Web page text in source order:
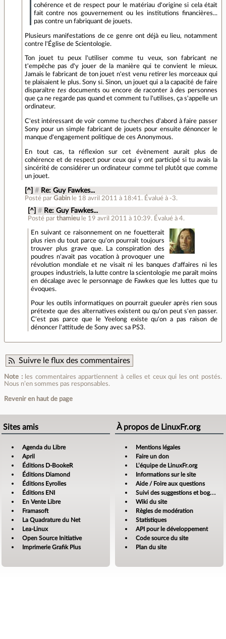
cohérence et de respect pour le matériau d'origine si cela était
fait contre nos gouvernement ou les institutions financières...
pas contre un fabriquant de jouets.
Plusieurs manifestations de ce genre ont déjà eu lieu, notamment
contre l'Église de Scientologie.
Ton jouet tu peux l'utiliser comme tu veux, son fabricant ne
t'empêche pas d'y jouer de la manière qui te convient le mieux.
Jamais le fabricant de ton jouet n'est venu retirer les morceaux qui
te plaisaient le plus. Sony si. Sinon, un jouet qui a la capacité de faire
disparaître tesdocuments ou encore de raconter à des personnes
que ça ne regarde pas quand et comment tu l'utilises, ça s'appelle un
ordinateur.
C'est intéressant de voir comme tu cherches d'abord à faire passer
Sony pour un simple fabricant de jouets pour ensuite dénoncer le
manque d'engagement politique de ces Anonymous.
En tout cas, ta réflexion sur cet évènement aurait plus de
cohérence et de respect pour ceux qui y ont participé si tu avais la
sincérité de considérer un ordinateur comme tel plutôt que comme
un jouet.
[^] # Re: Guy Fawkes...
Posté par Gabin le 18 avril 2011 à 18:41 . Évalué à -3.
[^] # Re: Guy Fawkes...
Posté parthamieu le 19 avril 2011 à 10:39. Évalué à4.
En suivant ce raisonnement on ne fouetterait
plus rien du tout parce qu'on pourrait toujours
trouver plus grave que. La conspiration des
poudres n'avait pas vocation à provoquer une
révolution mondiale et ne visait ni les banques d'affaires ni les
groupes industriels, la lutte contre la scientologie me paraît moins
en décalage avec le personnage de Fawkes que les luttes que tu
évoques.
Pour les outils informatiques on pourrait gueuler après rien sous
prétexte que des alternatives existent ou qu'on peut s'en passer.
C'est pas parce que le Yeelong existe qu'on a pas raison de
dénoncer l'attitude de Sony avec sa PS3.
Suivre le flux des commentaires
Note :les commentaires appartiennent à celles et ceux qui les ont postés.
Nous n’en sommes pas responsables.
Revenir en haut de page
Sites amis
Agenda du Libre
April
Éditions D-BookeR
Éditions Diamond
Éditions Eyrolles
Éditions ENI
En Vente Libre
Framasoft
La Quadrature du Net
Lea-Linux
Open Source Initiative
Imprimerie Grafik Plus
À propos de LinuxFr.org
Mentions légales
Faire un don
L’équipe de LinuxFr.org
Informations sur le site
Aide / Foire aux questions
Suivi des suggestions et bogues
Wiki du site
Règles de modération
Statistiques
API pour le développement
Code source du site
Plan du site